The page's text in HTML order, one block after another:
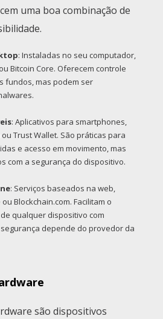
uma boa combinação de
: Instaladas no seu computador,
Bitcoin Core. Oferecem controle
fundos, mas podem ser
: Aplicativos para smartphones,
Trust Wallet. São práticas para
e acesso em movimento, mas
com a segurança do dispositivo.
: Serviços baseados na web,
Blockchain.com. Facilitam o
qualquer dispositivo com
depende do provedor da
são dispositivos